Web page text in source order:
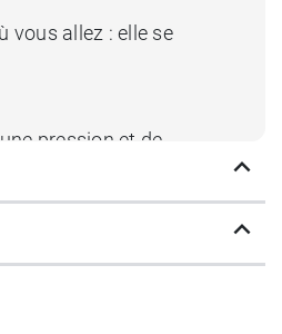
vous allez : elle se
pression et de